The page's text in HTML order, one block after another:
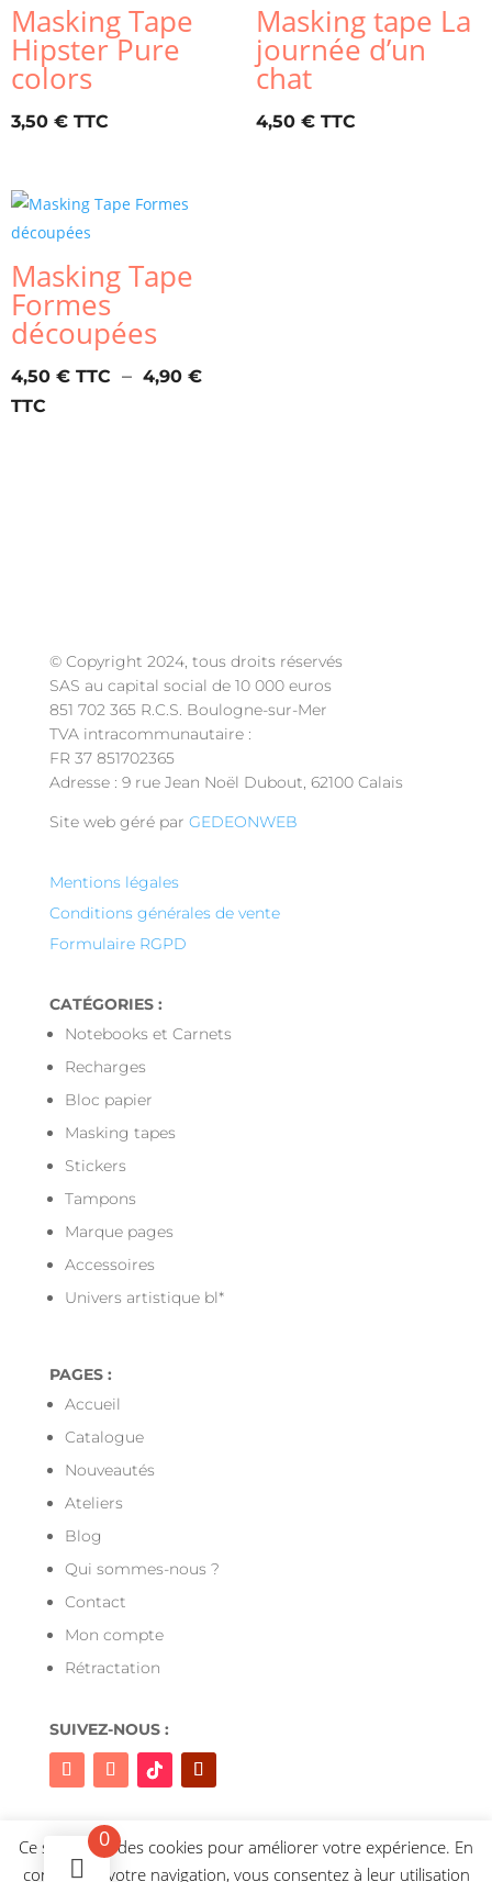
Masking Tape
Hipster Pure
colors
3,50 €
Masking tape La
journée d’un
chat
4,50 €
Masking Tape
Formes
découpées
4,50 € – 4,90 €
© Copyright 2024, tous droits réservés
SAS au capital social de 10 000 euros
851 702 365 R.C.S. Boulogne-sur-Mer
TVA intracommunautaire :
FR 37 851702365
Adresse : 9 rue Jean Noël Dubout, 62100 Calais
Site web géré par GEDEONWEB
Mentions légales
Conditions générales de vente
Formulaire RGPD
CATÉGORIES :
Notebooks et Carnets
Recharges
Bloc papier
Masking tapes
Stickers
Tampons
Marque pages
Accessoires
Univers artistique bl*
PAGES :
Accueil
Catalogue
Nouveautés
Ateliers
Blog
Qui sommes-nous ?
Contact
Mon compte
Rétractation
SUIVEZ-NOUS :
Site géré par GEDEONWEB – © 2026 – Couleurs
Ce site utilise des cookies pour améliorer votre expérience. En
continuant votre navigation, vous consentez à leur utilisation
0